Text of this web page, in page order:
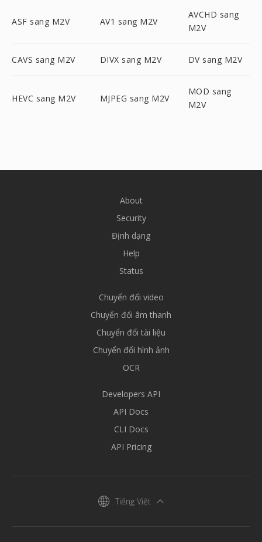
ASF sang M2V AV1 sang M2V
AVCHD sang
M2V
CAVS sang M2V DIVX sang M2V DV sang M2V
HEVC sang M2V MJPEG sang M2V
MOD sang
M2V
About
Security
Định dạng
Help
Status
Chuyển đổi video
Chuyển đổi âm thanh
Chuyển đổi tài liệu
Chuyển đổi hình ảnh
OCR
Developers API
API Docs
CLI Docs
API Pricing
Tiếng Việt